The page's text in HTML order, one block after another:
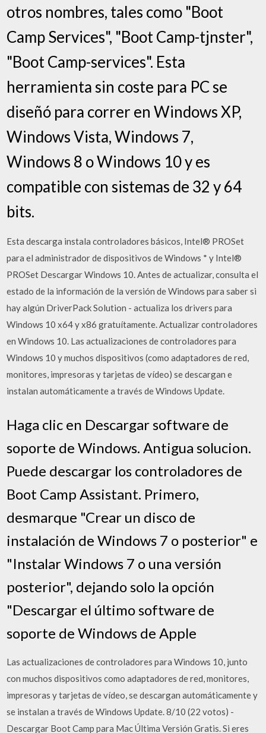
otros nombres, tales como "Boot
Camp Services", "Boot Camp-tjnster",
"Boot Camp-services". Esta
herramienta sin coste para PC se
diseñó para correr en Windows XP,
Windows Vista, Windows 7,
Windows 8 o Windows 10 y es
compatible con sistemas de 32 y 64
bits.
Esta descarga instala controladores básicos, Intel® PROSet
para el administrador de dispositivos de Windows * y Intel®
PROSet Descargar Windows 10. Antes de actualizar, consulta el
estado de la información de la versión de Windows para saber si
hay algún DriverPack Solution - actualiza los drivers para
Windows 10 x64 y x86 gratuítamente. Actualizar controladores
en Windows 10. Las actualizaciones de controladores para
Windows 10 y muchos dispositivos (como adaptadores de red,
monitores, impresoras y tarjetas de vídeo) se descargan e
instalan automáticamente a través de Windows Update.
Haga clic en Descargar software de
soporte de Windows. Antigua solucion.
Puede descargar los controladores de
Boot Camp Assistant. Primero,
desmarque "Crear un disco de
instalación de Windows 7 o posterior" e
"Instalar Windows 7 o una versión
posterior", dejando solo la opción
"Descargar el último software de
soporte de Windows de Apple
Las actualizaciones de controladores para Windows 10, junto
con muchos dispositivos como adaptadores de red, monitores,
impresoras y tarjetas de vídeo, se descargan automáticamente y
se instalan a través de Windows Update. 8/10 (22 votos) -
Descargar Boot Camp para Mac Última Versión Gratis. Si eres